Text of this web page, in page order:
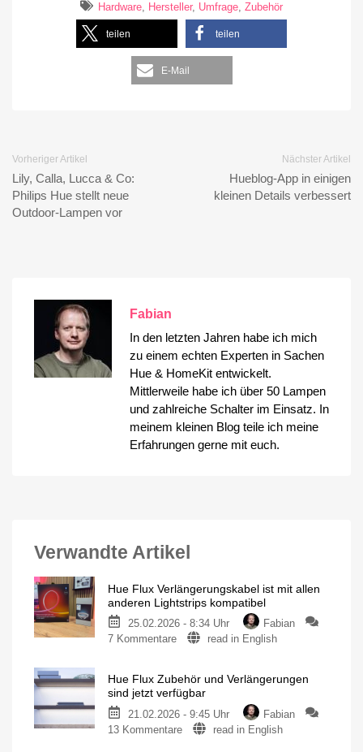
Hardware, Hersteller, Umfrage, Zubehör
teilen teilen
E-Mail
Vorheriger Artikel
Lily, Calla, Lucca & Co:
Philips Hue stellt neue
Outdoor-Lampen vor
Nächster Artikel
Hueblog-App in einigen
kleinen Details verbessert
Fabian
In den letzten Jahren habe ich mich
zu einem echten Experten in Sachen
Hue & HomeKit entwickelt.
Mittlerweile habe ich über 50 Lampen
und zahlreiche Schalter im Einsatz. In
meinem kleinen Blog teile ich meine
Erfahrungen gerne mit euch.
Verwandte Artikel
Hue Flux Verlängerungskabel ist mit allen
anderen Lightstrips kompatibel
25.02.2026 - 8:34 Uhr
Fabian
7 Kommentarezu
Verlängerungskabel
ist
mit
allen
read in English
Hue Flux Zubehör und Verlängerungen
sind jetzt verfügbar
21.02.2026 - 9:45 Uhr
Fabian
13 Kommentarezu
read in English